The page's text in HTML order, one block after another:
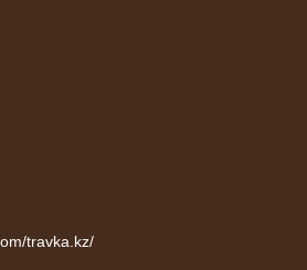
travka.kz/